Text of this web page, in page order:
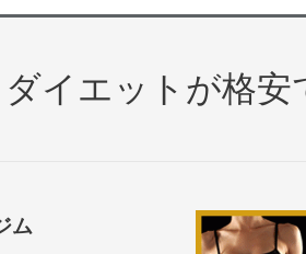
イエットが格安
ム